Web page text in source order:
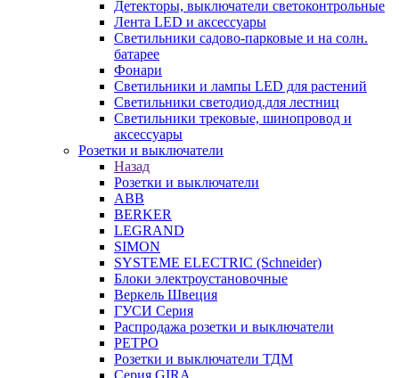
Детекторы, выключатели светоконтрольные
Лента LED и аксессуары
Светильники садово-парковые и на солн.
батарее
Фонари
Светильники и лампы LED для растений
Светильники светодиод.для лестниц
Светильники трековые, шинопровод и
аксессуары
Розетки и выключатели
Назад
Розетки и выключатели
ABB
BERKER
LEGRAND
SIMON
SYSTEME ELECTRIC (Schneider)
Блоки электроустановочные
Веркель Швеция
ГУСИ Серия
Распродажа розетки и выключатели
РЕТРО
Розетки и выключатели ТДМ